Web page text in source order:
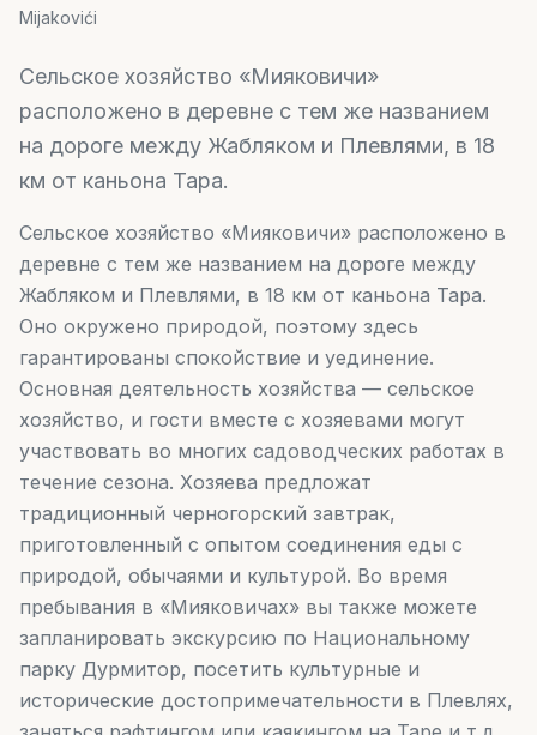
Mijakovići
Сельское хозяйство «Мияковичи»
расположено в деревне с тем же названием
на дороге между Жабляком и Плевлями, в 18
км от каньона Тара.
Сельское хозяйство «Мияковичи» расположено в
деревне с тем же названием на дороге между
Жабляком и Плевлями, в 18 км от каньона Тара.
Оно окружено природой, поэтому здесь
гарантированы спокойствие и уединение.
Основная деятельность хозяйства — сельское
хозяйство, и гости вместе с хозяевами могут
участвовать во многих садоводческих работах в
течение сезона. Хозяева предложат
традиционный черногорский завтрак,
приготовленный с опытом соединения еды с
природой, обычаями и культурой. Во время
пребывания в «Мияковичах» вы также можете
запланировать экскурсию по Национальному
парку Дурмитор, посетить культурные и
исторические достопримечательности в Плевлях,